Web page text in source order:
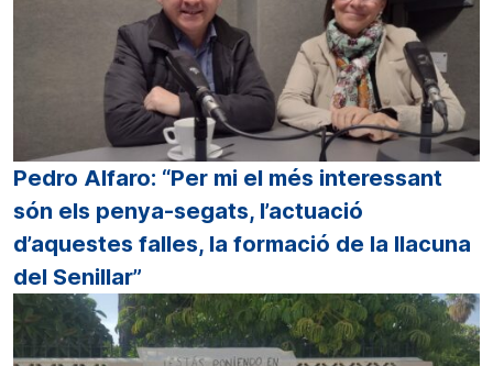
Pedro Alfaro: “Per mi el més interessant
són els penya-segats, l’actuació
d’aquestes falles, la formació de la llacuna
del Senillar”